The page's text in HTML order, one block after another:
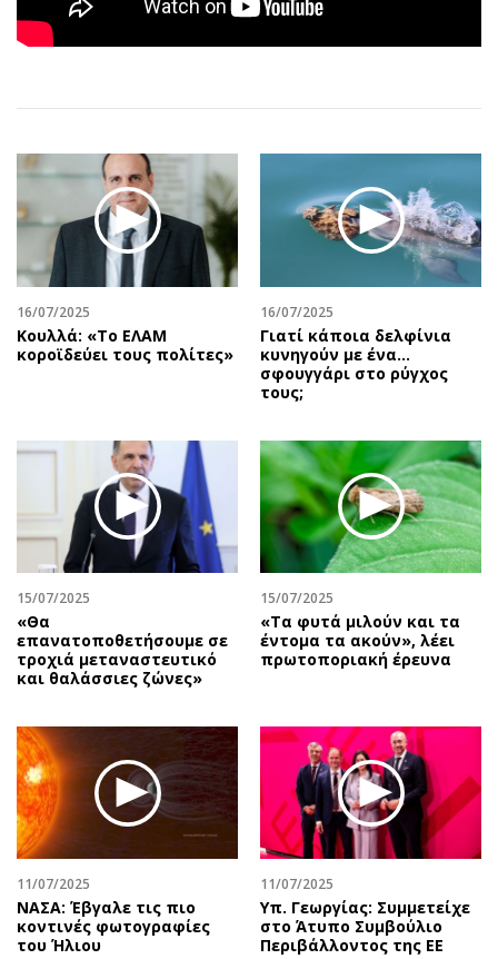
Αθλητισμός
Κύπρος
Κληρώσεις Allwyn
Οικονομική
Οικονομία
Real Estate
Επιχειρήσεις
Αγορές
Money Review
Ενέργεια
Περιβάλλον
Ελλάδα
Κόσμος
Παράξενα
Πολιτισμός
Σινεμά
Μουσική
Εικαστικά
Βιβλίο
Χειρόγραφα
Geek
Νέα
Αυτοκίνηση
Αφιερώματα
Πολιτική
Οικονομία
Αναδρομές
Πρόσωπα
Περιβάλλον
Good Life
Γυναίκα
Showbiz
Ταξίδια
Συνταγές
Έξοδος
Media
Εκπομπές
Wine routes
Uncut
Προσφορές
Προσωπικότητες στην ''Κ''
Επιστολές
16/07/2025
Κουλλά: «Το ΕΛΑΜ
κοροϊδεύει τους πολίτες»
16/07/2025
Γιατί κάποια δελφίνια
κυνηγούν με ένα…
σφουγγάρι στο ρύγχος
τους;
15/07/2025
«Θα
επανατοποθετήσουμε σε
τροχιά μεταναστευτικό
και θαλάσσιες ζώνες»
15/07/2025
«Tα φυτά μιλούν και τα
έντομα τα ακούν», λέει
πρωτοποριακή έρευνα
11/07/2025
ΝΑΣΑ: Έβγαλε τις πιο
κοντινές φωτογραφίες
του Ήλιου
11/07/2025
Υπ. Γεωργίας: Συμμετείχε
στο Άτυπο Συμβούλιο
Περιβάλλοντος της ΕΕ